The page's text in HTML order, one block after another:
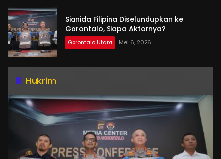
Sianida Filipina Diselundupkan ke
Gorontalo, Siapa Aktornya?
Gorontalo Utara Mei 6, 2026
Hukrim